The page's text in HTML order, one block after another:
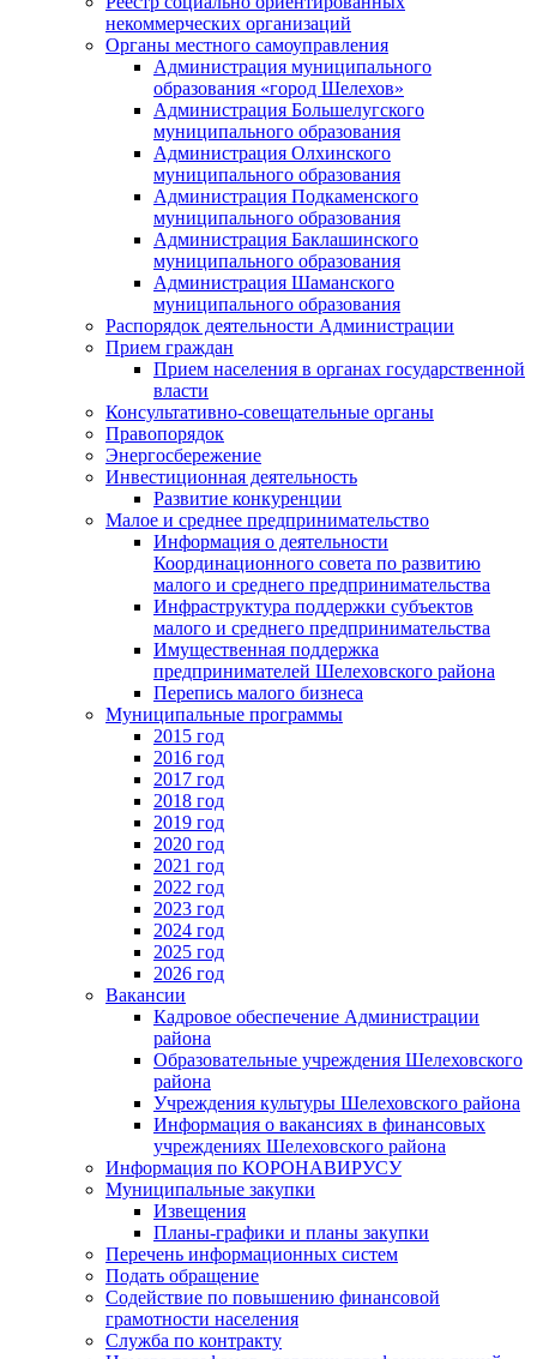
некоммерческих организаций
Органы местного самоуправления
Администрация муниципального
образования «город Шелехов»
Администрация Большелугского
муниципального образования
Администрация Олхинского
муниципального образования
Администрация Подкаменского
муниципального образования
Администрация Баклашинского
муниципального образования
Администрация Шаманского
муниципального образования
Распорядок деятельности Администрации
Прием граждан
Прием населения в органах государственной
власти
Консультативно-совещательные органы
Правопорядок
Энергосбережение
Инвестиционная деятельность
Развитие конкуренции
Малое и среднее предпринимательство
Информация о деятельности
Координационного совета по развитию
малого и среднего предпринимательства
Инфраструктура поддержки субъектов
малого и среднего предпринимательства
Имущественная поддержка
предпринимателей Шелеховского района
Перепись малого бизнеса
Муниципальные программы
2015 год
2016 год
2017 год
2018 год
2019 год
2020 год
2021 год
2022 год
2023 год
2024 год
2025 год
2026 год
Вакансии
Кадровое обеспечение Администрации
района
Образовательные учреждения Шелеховского
района
Учреждения культуры Шелеховского района
Информация о вакансиях в финансовых
учреждениях Шелеховского района
Информация по КОРОНАВИРУСУ
Муниципальные закупки
Извещения
Планы-графики и планы закупки
Перечень информационных систем
Подать обращение
Содействие по повышению финансовой
грамотности населения
Служба по контракту